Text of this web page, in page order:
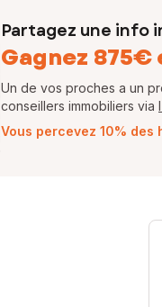
Partagez une info
Gagnez 875€
Un de vos proches a un
conseillers immobiliers via
Vous percevez 10%